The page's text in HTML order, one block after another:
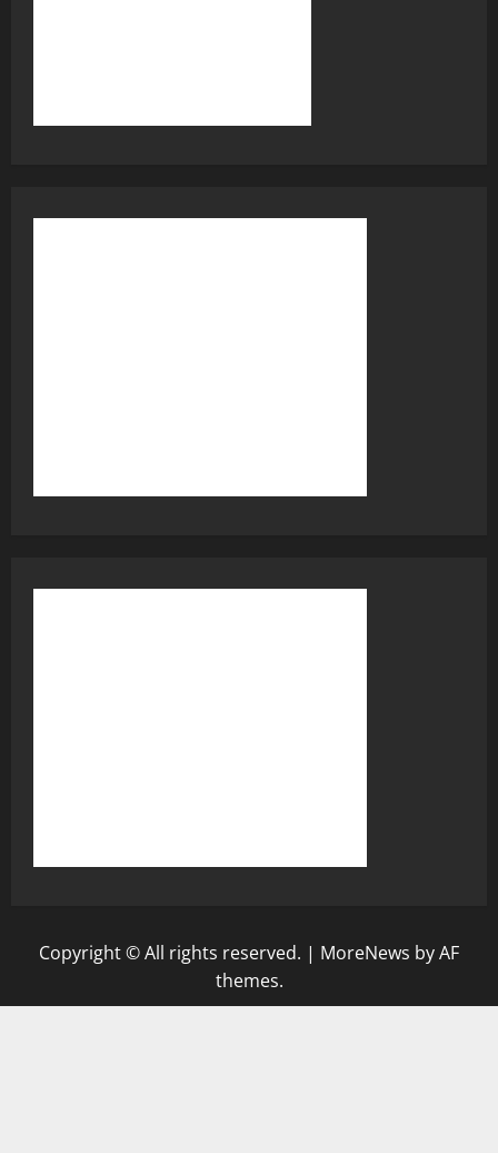
Copyright © All rights reserved. | MoreNews by AF
themes.